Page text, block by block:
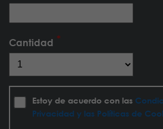
Cantidad
Estoy de acuerdo con las
Privacidad y las Políticas de